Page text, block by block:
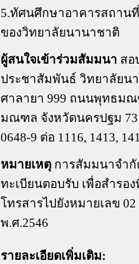
5.ทัศนศึกษาอาคารสถาน
ของวิทยาลัยนานาชาติ
ผู้สนใจเข้าร่วมสัมมนา สอ
ประชาสัมพันธ์ วิทยาลัยน
ศาลายา 999 ถนนพุทธม
มณฑล จังหวัดนครปฐม
0648-9 ต่อ 1116, 1413,
หมายเหตุ การสัมมนาจำกั
ทะเบียนตอบรับ เพื่อสำรอ
โทรสารไปยังหมายเลข
พ.ศ.2546
รายละเอียดเพิ่มเติม: